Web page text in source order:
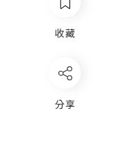
收藏
分享